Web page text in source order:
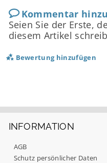
Kommentar
Seien Sie der Erste,
diesem Artikel
Bewertung hinzufügen
INFORMATION
AGB
Schutz persönlicher Daten